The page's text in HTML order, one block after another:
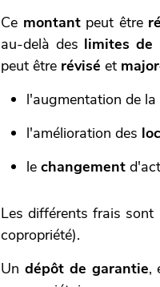
Ce montantpeut être
au-delà des limites de
peut être révisé et
l'augmentation de la
l'amélioration des
le changement
Les différents frais sont
copropriété).
Un dépôt de garantie,